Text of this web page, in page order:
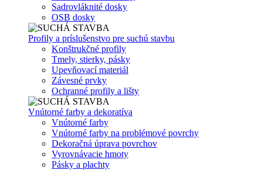
Sadrovláknité dosky
OSB dosky
Profily a príslušenstvo pre suchú stavbu
Konštrukčné profily
Tmely, stierky, pásky
Upevňovací materiál
Závesné prvky
Ochranné profily a lišty
Vnútorné farby a dekoratíva
Vnútorné farby
Vnútorné farby na problémové povrchy
Dekoračná úprava povrchov
Vyrovnávacie hmoty
Pásky a plachty